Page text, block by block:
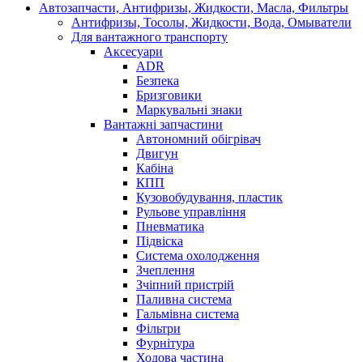
Автозапчасти, Антифризы, Жидкости, Масла, Фильтры
Антифризы, Тосолы, Жидкости, Вода, Омыватели
Для вантажного транспорту
Аксесуари
ADR
Безпека
Бризговики
Маркувальні знаки
Вантажні запчастини
Автономний обігрівач
Двигун
Кабіна
КПП
Кузовобудування, пластик
Рульове управління
Пневматика
Підвіска
Система охолодження
Зчеплення
Зчіпний пристрій
Паливна система
Гальмівна система
Фільтри
Фурнітура
Ходова частина